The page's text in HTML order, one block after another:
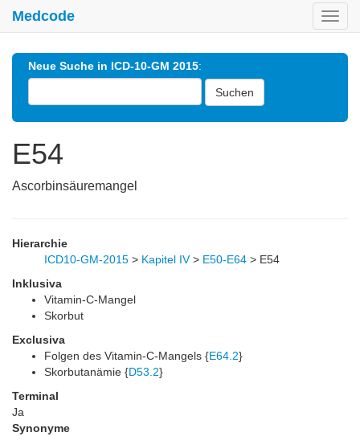
Medcode
Neue Suche in ICD-10-GM 2015:
Suchen
E54
Ascorbinsäuremangel
Hierarchie
ICD10-GM-2015 > Kapitel IV> E50-E64 > E54
Inklusiva
Vitamin-C-Mangel
Skorbut
Exclusiva
Folgen des Vitamin-C-Mangels {E64.2}
Skorbutanämie {D53.2}
Terminal
Ja
Synonyme